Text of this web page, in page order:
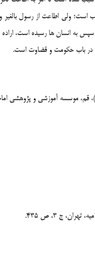
ولي اطاعت از رسول بالغير و
به انسان ها رسيده است،
در باب حکومت و قضاوت است.